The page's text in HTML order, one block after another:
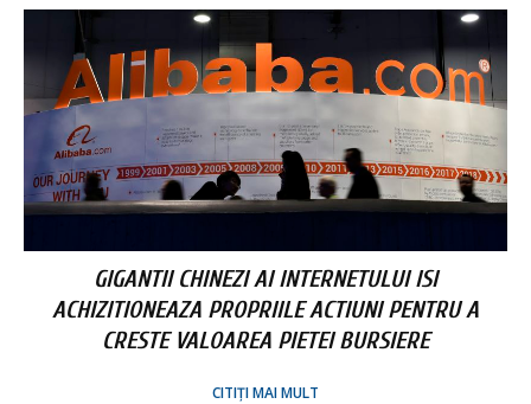
GIGANTII CHINEZI AI INTERNETULUI ISI
ACHIZITIONEAZA PROPRIILE ACTIUNI PENTRU A
CRESTE VALOAREA PIETEI BURSIERE
CITIȚI MAI MULT